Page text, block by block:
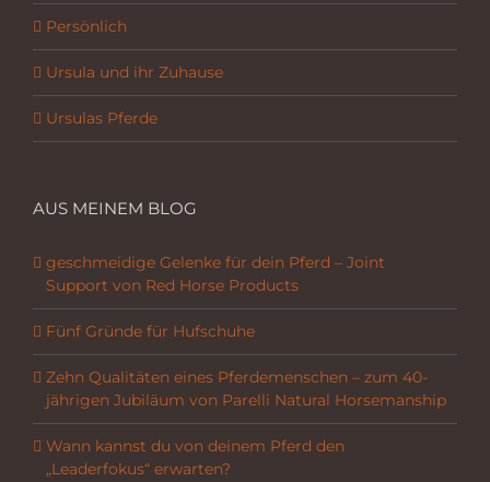
Persönlich
Ursula und ihr Zuhause
Ursulas Pferde
AUS MEINEM BLOG
geschmeidige Gelenke für dein Pferd – Joint
Support von Red Horse Products
Fünf Gründe für Hufschuhe
Zehn Qualitäten eines Pferdemenschen – zum 40-
jährigen Jubiläum von Parelli Natural Horsemanship
Wann kannst du von deinem Pferd den
„Leaderfokus“ erwarten?